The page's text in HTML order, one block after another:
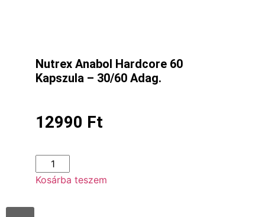
Nutrex Anabol Hardcore 60
Kapszula – 30/60 Adag.
12990 Ft
Kosárba teszem